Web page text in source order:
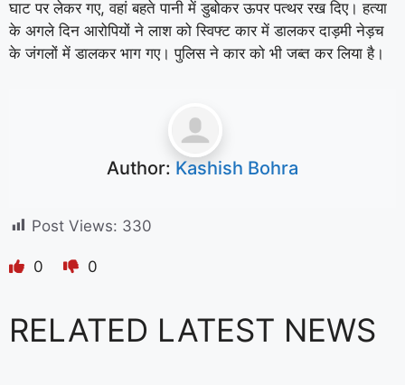
घाट पर लेकर गए, वहां बहते पानी में डुबोकर ऊपर पत्थर रख दिए। हत्या
के अगले दिन आरोपियों ने लाश को स्विफ्ट कार में डालकर दाड़मी नेड़च
के जंगलों में डालकर भाग गए। पुलिस ने कार को भी जब्त कर लिया है।
Author: Kashish Bohra
Post Views: 330
0 0
RELATED LATEST NEWS